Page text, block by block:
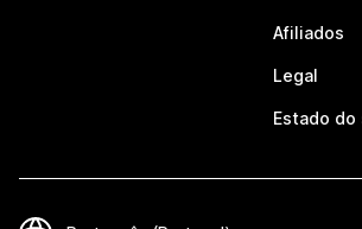
Afiliados
Legal
Estado do